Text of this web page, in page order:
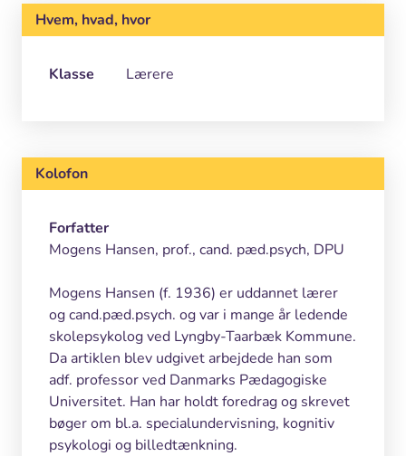
Hvem, hvad, hvor
Klasse Lærere
Kolofon
Forfatter
Mogens Hansen, prof., cand. pæd.psych, DPU
Mogens Hansen (f. 1936) er uddannet lærer
og cand.pæd.psych. og var i mange år ledende
skolepsykolog ved Lyngby-Taarbæk Kommune.
Da artiklen blev udgivet arbejdede han som
adf. professor ved Danmarks Pædagogiske
Universitet. Han har holdt foredrag og skrevet
bøger om bl.a. specialundervisning, kognitiv
psykologi og billedtænkning.